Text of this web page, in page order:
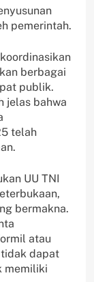
pemerintah.
berbagai
publik.
jelas bahwa
telah
UU TNI
bermakna.
atau
dapat
memiliki